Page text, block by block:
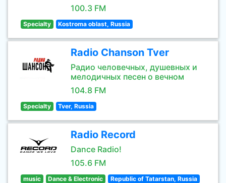
100.3 FM
Specialty Kostroma oblast, Russia
Radio Chanson Tver
Радио человечных, душевных и
мелодичных песен о вечном
104.8 FM
Specialty Tver, Russia
Radio Record
Dance Radio!
105.6 FM
music Dance & Electronic Republic of Tatarstan, Russia